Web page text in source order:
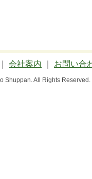
会社案内 お問い合
All Rights Reserved.